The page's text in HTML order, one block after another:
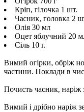
Кріп, гілочка 1 шт.
Часник, головка 2
Олія 30 мл
Оцет яблучний 20
Сіль 10 г.
Вимий огірки, обріж
частини. Поклади в
Почисть часник, наріж
Вимий і дрібно наріж